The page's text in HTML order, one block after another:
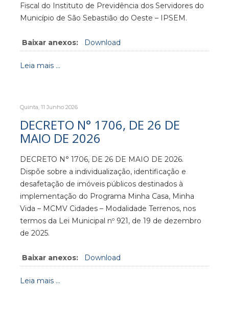
Fiscal do Instituto de Previdência dos Servidores do
Município de São Sebastião do Oeste – IPSEM.
Baixar anexos: Download
Leia mais ...
Quinta, 11 Junho 2026
DECRETO N° 1706, DE 26 DE
MAIO DE 2026
DECRETO N° 1706, DE 26 DE MAIO DE 2026.
Dispõe sobre a individualização, identificação e
desafetação de imóveis públicos destinados à
implementação do Programa Minha Casa, Minha
Vida – MCMV Cidades – Modalidade Terrenos, nos
termos da Lei Municipal nº 921, de 19 de dezembro
de 2025.
Baixar anexos: Download
Leia mais ...